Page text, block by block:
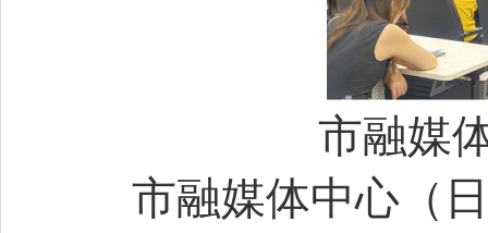
市融媒
市融媒体中心（